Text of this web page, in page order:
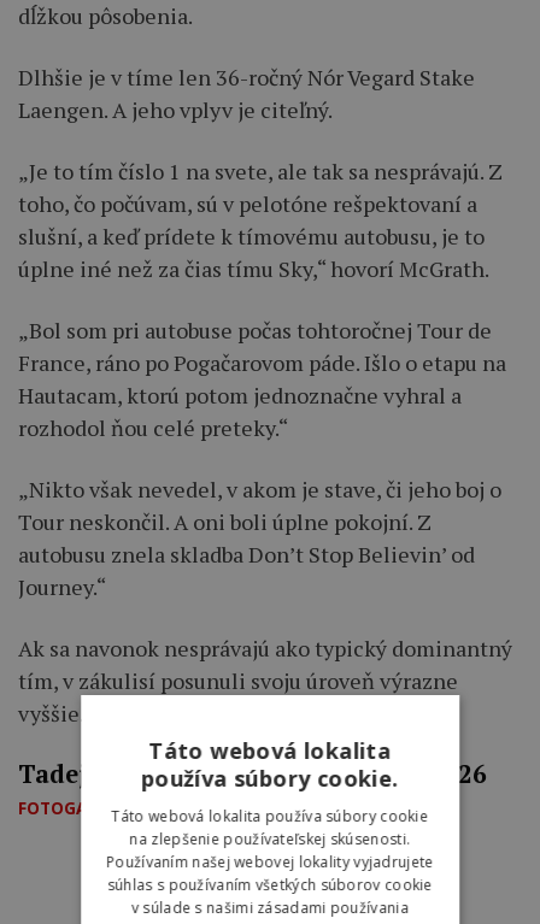
dĺžkou pôsobenia.
Dlhšie je v tíme len 36-ročný Nór Vegard Stake
Laengen. A jeho vplyv je citeľný.
„Je to tím číslo 1 na svete, ale tak sa nesprávajú. Z
toho, čo počúvam, sú v pelotóne rešpektovaní a
slušní, a keď prídete k tímovému autobusu, je to
úplne iné než za čias tímu Sky,“ hovorí McGrath.
„Bol som pri autobuse počas tohtoročnej Tour de
France, ráno po Pogačarovom páde. Išlo o etapu na
Hautacam, ktorú potom jednoznačne vyhral a
rozhodol ňou celé preteky.“
„Nikto však nevedel, v akom je stave, či jeho boj o
Tour neskončil. A oni boli úplne pokojní. Z
autobusu znela skladba Don’t Stop Believin’ od
Journey.“
Ak sa navonok nesprávajú ako typický dominantný
tím, v zákulisí posunuli svoju úroveň výrazne
vyššie.
Tadej Pogačar na Tour de France 2026
FOTOGALÉRIA
Táto webová lokalita
používa súbory cookie.
Táto webová lokalita používa súbory cookie
na zlepšenie používateľskej skúsenosti.
Používaním našej webovej lokality vyjadrujete
súhlas s používaním všetkých súborov cookie
v súlade s našimi zásadami používania